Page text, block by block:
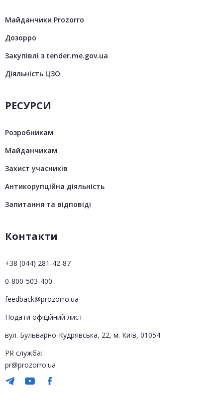
Майданчики Prozorro
Дозорро
Закупівлі з tender.me.gov.ua
Діяльність ЦЗО
РЕСУРСИ
Розробникам
Майданчикам
Захист учасників
Антикорупційна діяльність
Запитання та відповіді
Контакти
+38 (044) 281-42-87
0-800-503-400
feedback@prozorro.ua
Подати офіційний лист
вул. Бульварно-Кудрявська, 22, м. Київ, 01054
PR служба:
pr@prozorro.ua